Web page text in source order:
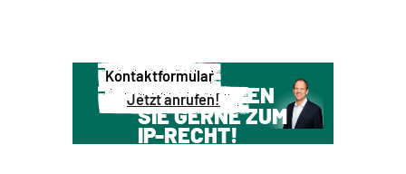
WIR BERATEN
SIE GERNE ZUM
IP-RECHT!
Kontaktformular
Jetzt anrufen!